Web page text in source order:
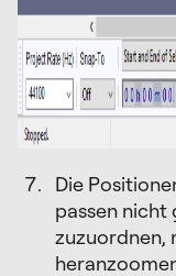
Die
passen nicht
zuzuordnen,